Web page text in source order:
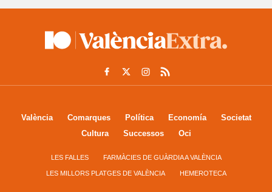
València Comarques Política Economía
Societat
Cultura
Successos Oci
LES FALLES FARMÀCIES DE GUÀRDIA A VALÈNCIA
LES MILLORS PLATGES DE VALÈNCIA HEMEROTECA